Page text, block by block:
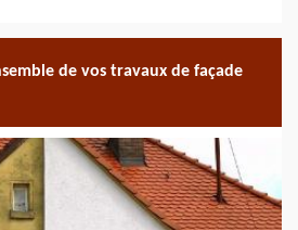
de vos travaux de façade